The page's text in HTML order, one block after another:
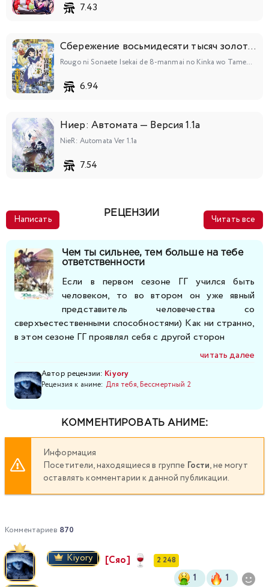
7.43
Сбережение восьмидесяти тысяч золотых монет в другом мире к моей старости
Rougo ni Sonaete Isekai de 8-manmai no Kinka wo Tamemasu
6.94
Ниер: Автомата — Версия 1.1а
NieR: Automata Ver 1.1a
7.54
Написать
РЕЦЕНЗИИ
Читать все
Чем ты сильнее, тем больше на тебе
ответственности
Если в первом сезоне ГГ учился быть
человеком, то во втором он уже явный
представитель человечества со
сверхъестественными способностями) Как ни странно,
в этом сезоне ГГ проявлял себя с другой сторон
читать далее
Автор рецензии: Kiyory
Рецензия к аниме: Для тебя, Бессмертный 2
КОММЕНТИРОВАТЬ АНИМЕ:
Информация
Посетители, находящиеся в группе Гости, не могут
оставлять комментарии к данной публикации.
Комментариев 870
Kiyory [Сяо] 2 248
1 1